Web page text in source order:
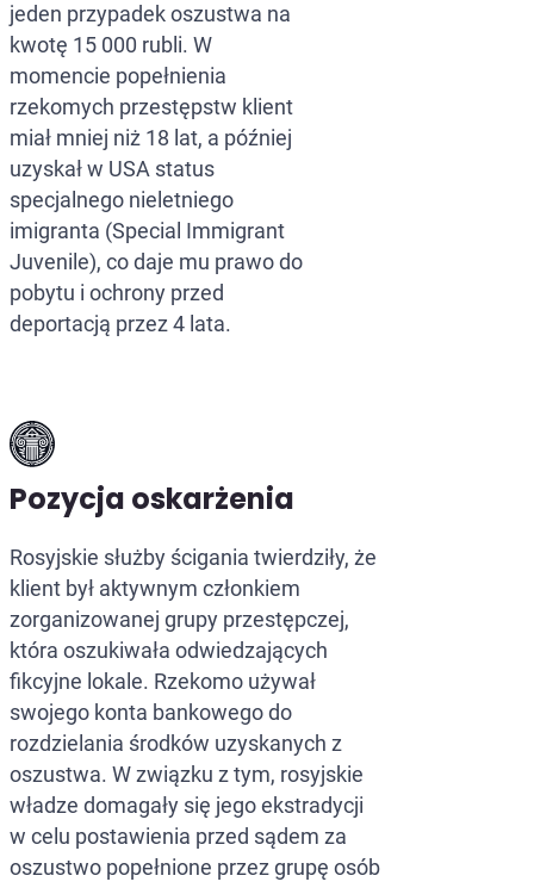
jeden przypadek oszustwa na
kwotę 15 000 rubli. W
momencie popełnienia
rzekomych przestępstw klient
miał mniej niż 18 lat, a później
uzyskał w USA status
specjalnego nieletniego
imigranta (Special Immigrant
Juvenile), co daje mu prawo do
pobytu i ochrony przed
deportacją przez 4 lata.
Pozycja oskarżenia
Rosyjskie służby ścigania twierdziły, że
klient był aktywnym członkiem
zorganizowanej grupy przestępczej,
która oszukiwała odwiedzających
fikcyjne lokale. Rzekomo używał
swojego konta bankowego do
rozdzielania środków uzyskanych z
oszustwa. W związku z tym, rosyjskie
władze domagały się jego ekstradycji
w celu postawienia przed sądem za
oszustwo popełnione przez grupę osób